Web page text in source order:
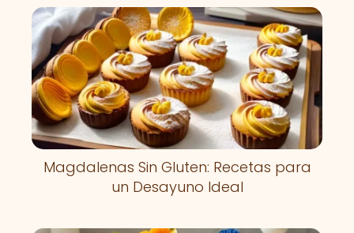
Magdalenas Sin Gluten: Recetas para
un Desayuno Ideal